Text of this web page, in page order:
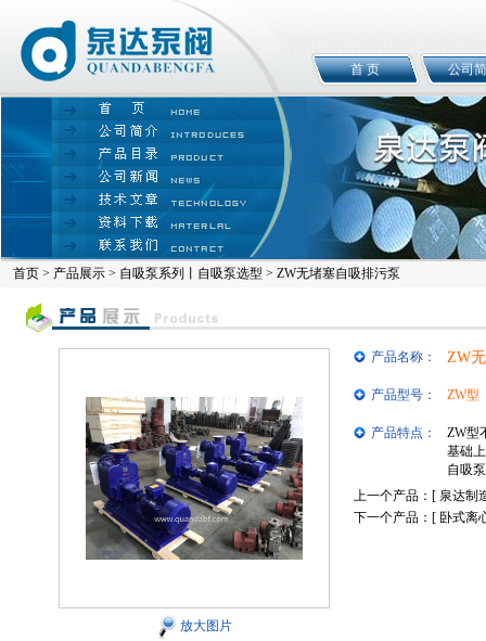
首 页 公司
首页 > 产品展示 > 自吸泵系列丨自吸泵选型 > ZW无堵塞自吸排污泵
放大图片
产品名称： ZW
产品型号： ZW型
产品特点：
ZW型
基础
自吸
上一个产品：[ 泉达制
下一个产品：[ 卧式离